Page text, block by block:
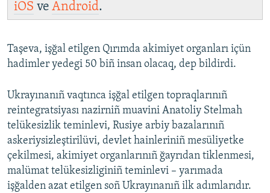
iOS ve Android.
Taşeva, işğal etilgen Qırımda akimiyet organları içün
hadimler yedegi 50 biñ insan olacaq, dep bildirdi.
Ukrayınanıñ vaqtınca işğal etilgen topraqlarınıñ
reintegratsiyası nazirniñ muavini Anatoliy Stelmah
telükesizlik teminlevi, Rusiye arbiy bazalarınıñ
askeriysizleştirilüvi, devlet hainleriniñ mesüliyetke
çekilmesi, akimiyet organlarınıñ ğayrıdan tiklenmesi,
malümat telükesizliginiñ teminlevi – yarımada
işğalden azat etilgen soñ Ukrayınanıñ ilk adımlarıdır.